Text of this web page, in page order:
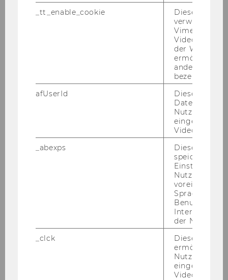
ProEuropeanValuesAT npoFokusgruppe
Workshop Resilienz: die eigene Stärke
Workshop: Innere Antreiber
Nachhaltigkeitsberichterstattung für NPOs
Workshop: Organisationale Resilienz
Workshop: Introduction to Resilience
Angeboten/Chatbot für NPOs (12.11.2024)
Workshop: Projektmanagement in NPOs
Workshop Resilienz: die eigene Stärke
_tt_enable_cookie
Dieses
verwendet,
Vimeo-
der WU-
ermöglichen
andere nicht
bezeichnete
afUserId
Dieses
Daten von
Videos
_abexps
Dieses Cookie
speichert
Nutzer*in, zB.
Sprache,
der Nutzer*in
_clck
Dieses Cookie
ermöglicht
Nutzung des
Video Players